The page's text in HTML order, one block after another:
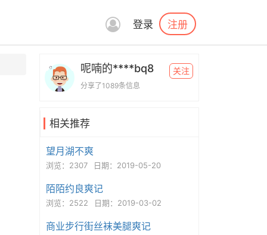
登录 注册
呢喃的****bq8
分享了1089条信息
关注
相关推荐
望月湖不爽
浏览：2307 日期：2019-05-20
陌陌约良爽记
浏览：2522 日期：2019-03-02
商业步行街丝袜美腿爽记